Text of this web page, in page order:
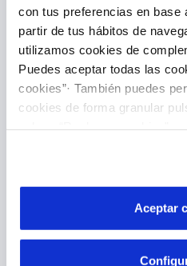
con tus preferencias en base
partir de tus hábitos de
utilizamos cookies de
Puedes aceptar todas las
cookies”· También puedes
cookies de forma granular
son indispensables para que
por tanto no se pueden
más información en nuestra
Aceptar